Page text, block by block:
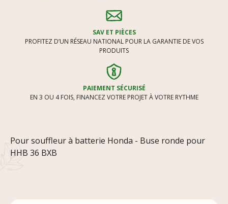
SAV ET PIÈCES
PROFITEZ D’UN RÉSEAU NATIONAL POUR LA GARANTIE DE VOS
PRODUITS
PAIEMENT SÉCURISÉ
EN 3 OU 4 FOIS, FINANCEZ VOTRE PROJET À VOTRE RYTHME
Pour souffleur à batterie Honda - Buse ronde pour
HHB 36 BXB